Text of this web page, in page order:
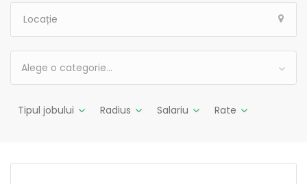
Alege o categorie…
Tipul jobului Radius Salariu Rate